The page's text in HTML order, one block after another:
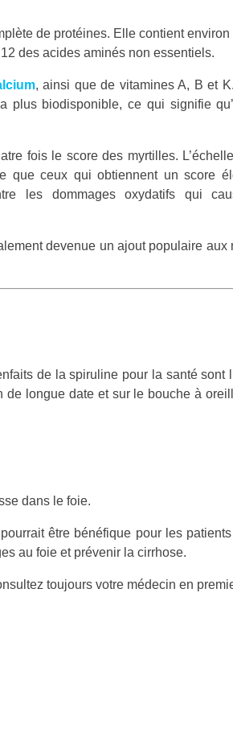
de protéines. Elle contient environ
des acides aminés non essentiels.
, ainsi que de vitamines A, B et
plus biodisponible, ce qui signifie
fois le score des myrtilles.
que ceux qui obtiennent un score
les dommages oxydatifs qui
devenue un ajout populaire aux
de la spiruline pour la santé sont
longue date et sur le bouche à
dans le foie.
être bénéfique pour les
au foie et prévenir la cirrhose.
toujours votre médecin en